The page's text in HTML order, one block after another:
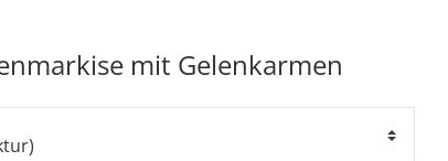
mit Gelenkarmen